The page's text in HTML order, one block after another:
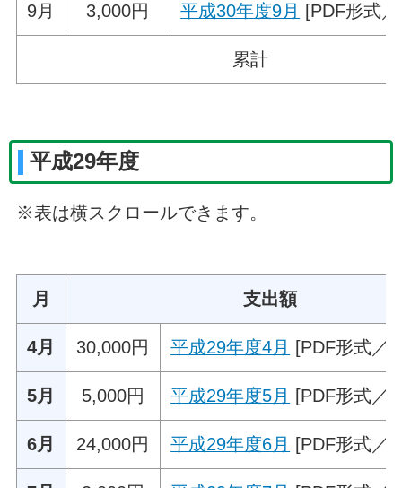
9月 3,000円 平成30年度9月 [PDF形式
累計
平成29年度
※表は横スクロールできます。
月 支出額
4月 30,000円 平成29年度4月 [PDF形式／
5月 5,000円 平成29年度5月 [PDF形式／
6月 24,000円 平成29年度6月 [PDF形式／